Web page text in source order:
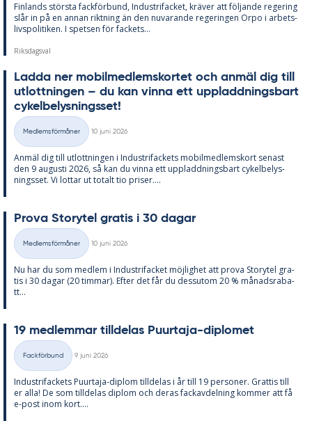
Fin­lan­ds störs­ta fack­för­bund, In­du­stri­fac­ket, krä­ver att föl­jan­de re­ge­ring
slår in på en an­nan rikt­ning än den nu­va­ran­de re­ge­ring­en Orpo i ar­bets­
livs­po­li­ti­ken. I spet­sen för fac­kets...
Riksdagsval
Lad­da ner mo­bil­med­lems­kor­tet och an­mäl dig till
ut­lott­ning­en – du kan vin­na ett upp­ladd­nings­bart
cy­kel­be­lys­nings­set!
Kategorier
Medlemsförmåner
10 juni 2026
An­mäl dig till ut­lott­ning­en i In­du­stri­fac­kets mo­bil­med­lems­kort se­nast
den 9 au­gusti 2026, så kan du vin­na ett upp­ladd­nings­bart cy­kel­be­lys­
nings­set. Vi lot­tar ut to­talt tio pri­ser....
Prova Sto­ry­tel gra­tis i 30 da­gar
Kategorier
Medlemsförmåner
10 juni 2026
Nu har du som med­lem i In­du­stri­fac­ket möj­lig­het att prova Sto­ry­tel gra­
tis i 30 da­gar (20 tim­mar). Ef­ter det får du dess­utom 20 % må­nads­ra­ba­
tt...
19 med­lem­mar till­de­las Pu­ur­ta­ja-di­plo­met
Kategorier
Fackförbund
9 juni 2026
In­du­stri­fac­kets Pu­ur­ta­ja-diplom till­de­las i år till 19 per­so­ner. Grat­tis till
er alla! De som till­de­las diplom och de­ras fackav­del­ning kom­mer att få
e-post inom kort....